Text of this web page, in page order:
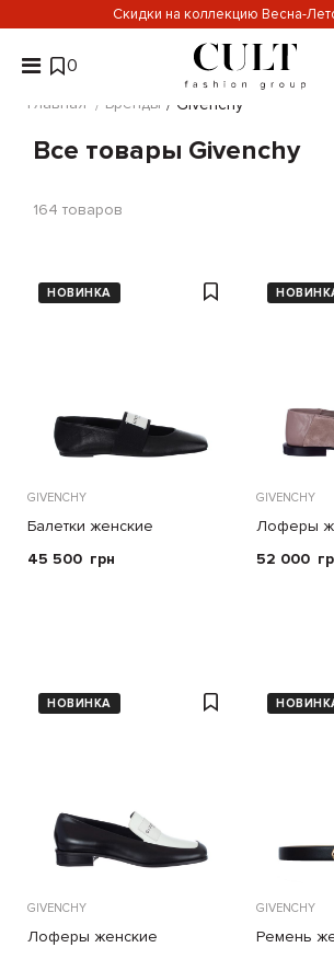
Скидки на коллекцию Весна-
0
Главная Бренды Givenchy
Все товары Givenchy
164 товаров
НОВИНКА
GIVENCHY
Балетки женские
45 500 грн
GIVENCHY
Лоферы
52 000
НОВИНКА
GIVENCHY
Лоферы женские
GIVENCHY
Ремень